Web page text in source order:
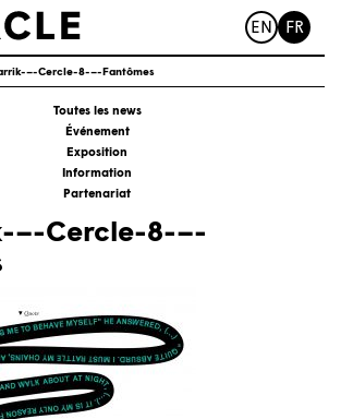
EN FR
–-Cercle-8-–-Fantômes
Toutes les news
Événement
Exposition
Information
Partenariat
–-Cercle-8-–-